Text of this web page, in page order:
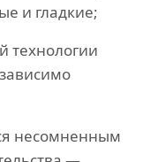
и гладкие;
технологии
несомненным